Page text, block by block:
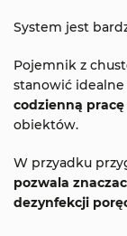
System jest
Pojemnik z
stanowić idealne
codzienną pracę
obiektów.
W przyadku
pozwala
dezynfekcji